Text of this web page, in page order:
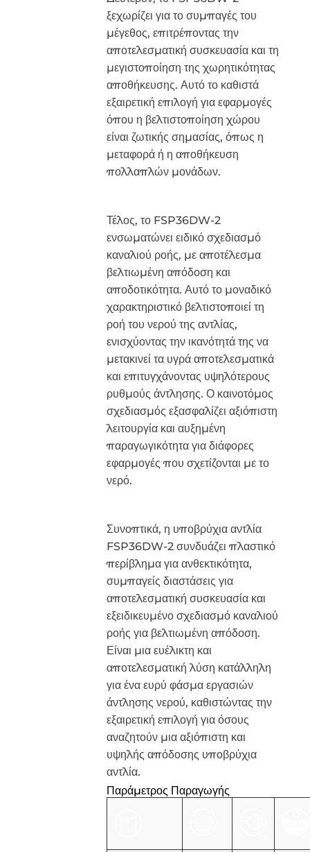
ξεχωρίζει για το συμπαγές του
μέγεθος, επιτρέποντας την
αποτελεσματική συσκευασία και τη
μεγιστοποίηση της χωρητικότητας
αποθήκευσης. Αυτό το καθιστά
εξαιρετική επιλογή για εφαρμογές
όπου η βελτιστοποίηση χώρου
είναι ζωτικής σημασίας, όπως η
μεταφορά ή η αποθήκευση
πολλαπλών μονάδων.
Τέλος, το FSP36DW-2
ενσωματώνει ειδικό σχεδιασμό
καναλιού ροής, με αποτέλεσμα
βελτιωμένη απόδοση και
αποδοτικότητα. Αυτό το μοναδικό
χαρακτηριστικό βελτιστοποιεί τη
ροή του νερού της αντλίας,
ενισχύοντας την ικανότητά της να
μετακινεί τα υγρά αποτελεσματικά
και επιτυγχάνοντας υψηλότερους
ρυθμούς άντλησης. Ο καινοτόμος
σχεδιασμός εξασφαλίζει αξιόπιστη
λειτουργία και αυξημένη
παραγωγικότητα για διάφορες
εφαρμογές που σχετίζονται με το
νερό.
Συνοπτικά, η υποβρύχια αντλία
FSP36DW-2 συνδυάζει πλαστικό
περίβλημα για ανθεκτικότητα,
συμπαγείς διαστάσεις για
αποτελεσματική συσκευασία και
εξειδικευμένο σχεδιασμό καναλιού
ροής για βελτιωμένη απόδοση.
Είναι μια ευέλικτη και
αποτελεσματική λύση κατάλληλη
για ένα ευρύ φάσμα εργασιών
άντλησης νερού, καθιστώντας την
εξαιρετική επιλογή για όσους
αναζητούν μια αξιόπιστη και
υψηλής απόδοσης υποβρύχια
αντλία.
Παράμετρος Παραγωγής